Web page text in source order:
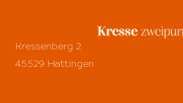
Kressenberg 2
45529 Hattingen